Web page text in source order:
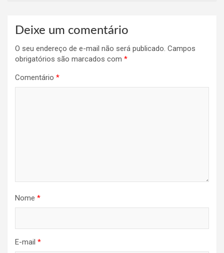
Deixe um comentário
O seu endereço de e-mail não será publicado. Campos
obrigatórios são marcados com *
Comentário *
Nome *
E-mail *